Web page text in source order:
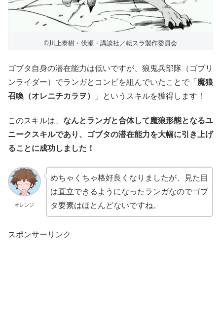
©川上泰樹・伏瀬・講談社／転スラ製作委員会
ゴブタ自身の潜在能力は低いですが、狼鬼兵部隊（ゴブリ
ンライダー）でランガとコンビを組んでいたことで「 魔狼
召喚（オレニチカラヲ）
」というスキルを獲得します！
このスキルは、 なんとランガと合体して魔狼形態となるユ
ニークスキルであり、ゴブタの潜在能力を大幅に引き上げ
ることに成功しました！
オレンジ
めちゃくちゃ格好良くなりましたが、見た目
は直立できるようになったランガなのでゴブ
タ要素はほとんどないですね。
スポンサーリンク